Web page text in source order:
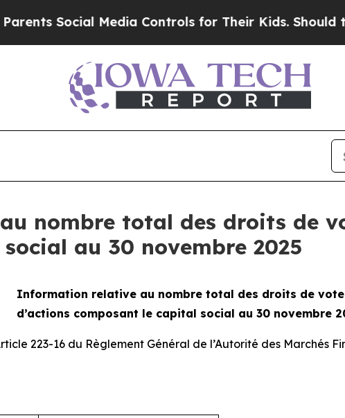
Social Media Controls for Their Kids. Should the
nombre total des droits de
au 30 novembre 2025
Information relative au nombre total des droits de
d’actions composant le capital social au 30 novembre
223-16 du Règlement Général de l’Autorité des Marchés